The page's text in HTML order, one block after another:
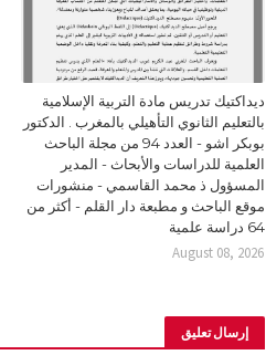
ديداكتيك تدريس مادة التربية الإسلامية
بالتعليم الثانوي التأهيلي بالمغرب . الدكتور
بوبكر اشو - العدد 94 من مجلة الباحث
العلمية للدراسات والأبحاث - المدير
المسؤول ذ محمد القاسمي - منشورات
موقع الباحث و مطبعة دار القلم - أكثر من
64 دراسة علمية
August 08, 2026
إرسال تعليق